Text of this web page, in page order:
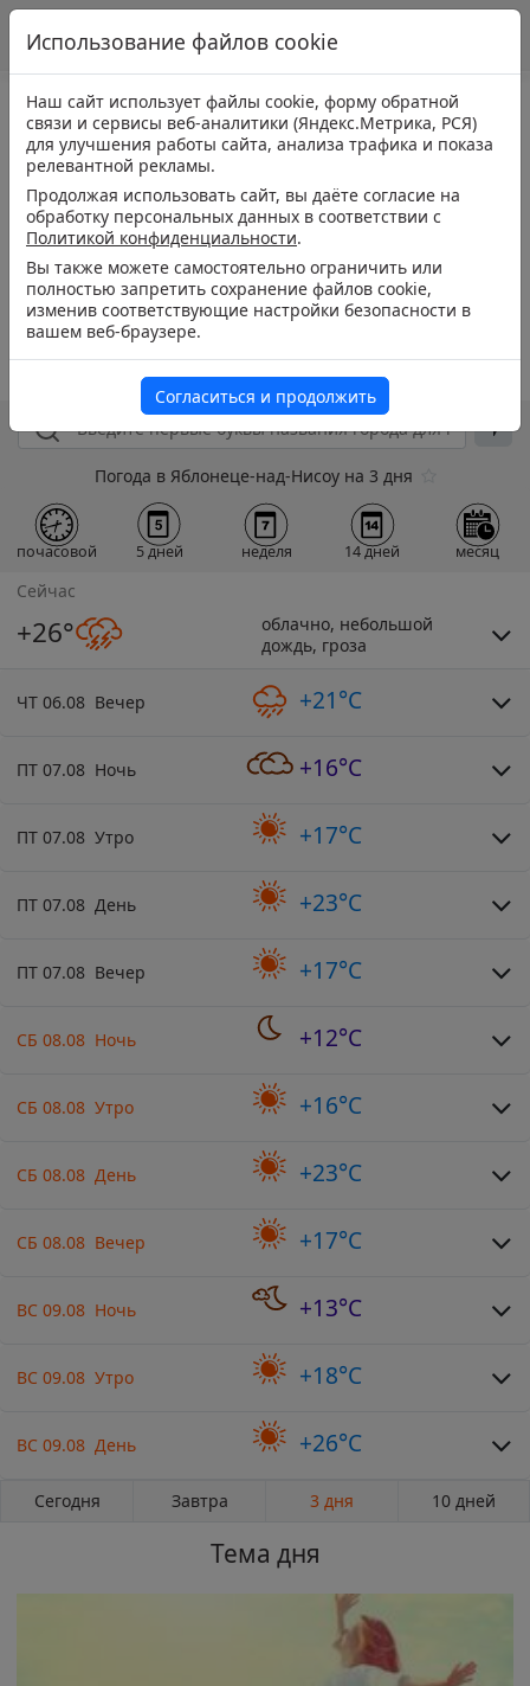
Погода в Яблонеце-над-Нисоу на 3 дня
почасовой 5 дней неделя 14 дней месяц
Сейчас
+26°
облачно, небольшой
дождь, гроза
ЧТ 06.08 Вечер +21°C
ПТ 07.08 Ночь +16°C
ПТ 07.08 Утро +17°C
ПТ 07.08 День +23°C
ПТ 07.08 Вечер +17°C
СБ 08.08 Ночь +12°C
СБ 08.08 Утро +16°C
СБ 08.08 День +23°C
СБ 08.08 Вечер +17°C
ВС 09.08 Ночь +13°C
ВС 09.08 Утро +18°C
ВС 09.08 День +26°C
Сегодня Завтра 3 дня 10 дней
Тема дня
Использование файлов cookie
Наш сайт использует файлы cookie, форму обратной
связи и сервисы веб-аналитики (Яндекс.Метрика, РСЯ)
для улучшения работы сайта, анализа трафика и показа
релевантной рекламы.
Продолжая использовать сайт, вы даёте согласие на
обработку персональных данных в соответствии с
Политикой конфиденциальности.
Вы также можете самостоятельно ограничить или
полностью запретить сохранение файлов cookie,
изменив соответствующие настройки безопасности в
вашем веб-браузере.
Согласиться и продолжить